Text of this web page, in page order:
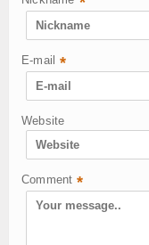
E-mail *
Website
Comment *